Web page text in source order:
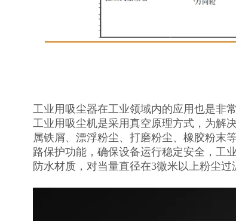
工业用吸尘器在工业领域内的应用也是非
工业用吸尘机是采用真空原理方式，为解
属铁屑、漂浮粉尘、打磨粉尘、橡胶粉末
路保护功能，确保设备运行稳定安全，工
防水材质，对当量直径在3微米以上粉尘